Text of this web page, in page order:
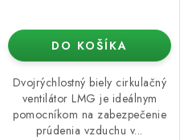
DO KOŠÍKA
Dvojrýchlostný biely cirkulačný
ventilátor LMG je ideálnym
pomocníkom na zabezpečenie
prúdenia vzduchu v...